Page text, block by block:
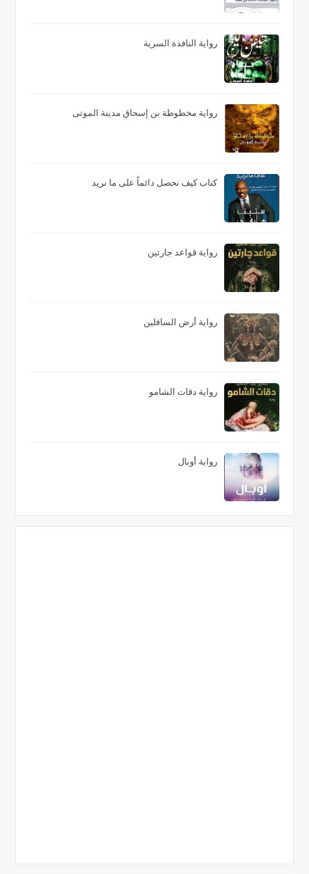
رواية النافذة السرية
رواية مخطوطة بن إسحاق مدينة الموتى
كتاب كيف نحصل دائماً على ما نريد
رواية قواعد جارتين
رواية أرض السافلين
رواية دقات الشامو
رواية أوبال